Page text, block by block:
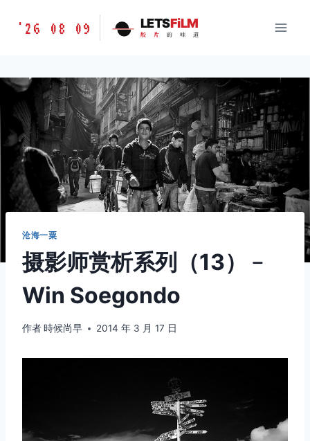
胶
味
道
LETSFILM
'26 08 09 LETSFiLM
胶 片 的 味 道
沧海一粟
摄影师赏析系列（13）﹣
Win Soegondo
作者時候尚早 2014 年 3 月 17 日